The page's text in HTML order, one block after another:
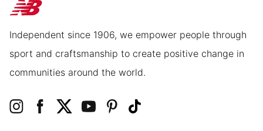
Independent since 1906, we empower people through
sport and craftsmanship to create positive change in
communities around the world.